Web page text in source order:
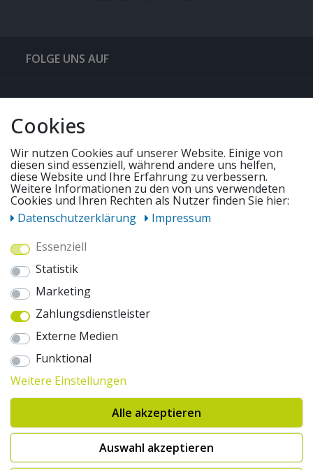
FOLGE UNS AUF
QUICKLINKS & TIPPS
UNSERE ANGEBOTE
WIR VERSENDEN MIT
AUSZEICHNUNGEN & SICHERHEIT
© 2026 pentagonsports.de
Pentagon Sports GmbH & Co. KG
Daten­schutz­erklärung
Hinweise zur Batterieentsorgung
Cookie-Einstellungen ändern
Erklärung zur Barrierefreiheit
* Alle Preise inkl. gesetzlicher Mehrwertsteuer zuzüglich Versandkosten. Die
durchgestrichenen Preise entsprechen der UVP des Herstellers. 1nur bei
Hinweis:("Innerhalb von 24h versandfertig" oder "Sofort verfügbar") |
Cookies
Wir nutzen Cookies auf unserer Website. Einige von
diesen sind essenziell, während andere uns helfen,
diese Website und Ihre Erfahrung zu verbessern.
Weitere Informationen zu den von uns verwendeten
Cookies und Ihren Rechten als Nutzer finden Sie hier:
Daten­schutz­erklärung
Impressum
Essenziell
Statistik
Marketing
Zahlungsdienstleister
Externe Medien
Funktional
Weitere Einstellungen
Alle akzeptieren
Auswahl akzeptieren